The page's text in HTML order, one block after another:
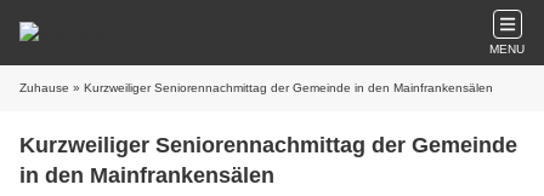
MENU
Zuhause » Kurzweiliger Seniorennachmittag der Gemeinde in den Mainfrankensälen
Kurzweiliger Seniorennachmittag der Gemeinde
in den Mainfrankensälen